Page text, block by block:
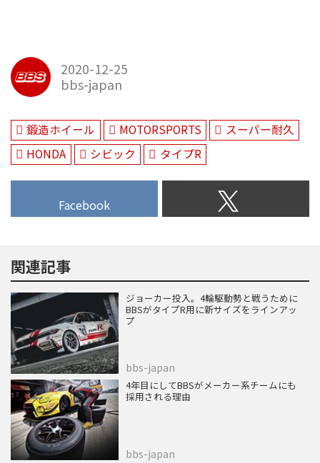
2020-12-25
bbs-japan
鍛造ホイール MOTORSPORTS
スーパー耐久
HONDA
シビック タイプR
Facebook
関連記事
ジョーカー投入。4輪駆動勢と戦うために
BBSがタイプR用に新サイズをラインアッ
プ
bbs-japan
4年目にしてBBSがメーカー系チームにも
採用される理由
bbs-japan